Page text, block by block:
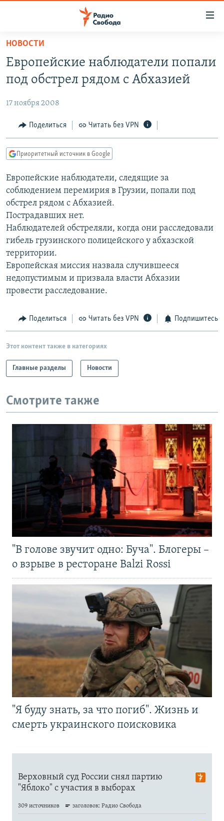
упрощенного
доступа
Вернуться
основному
Вернутся
главной
навигации
Вернутся
поиску
ПОДКАСТЫ
АВТОРСКИЕ ПРОЕКТЫ
ЦИТАТЫ СВОБОДЫ
МНЕНИЯ
IDEL.РЕАЛИИ
КАВКАЗ.РЕАЛИИ
СЕВЕР.РЕАЛИИ
СИБИРЬ.РЕАЛИИ
РАСПИСАНИЕ ВЕЩАНИЯ
ПОДПИШИТЕСЬ НА РАССЫЛКУ
СОЦИАЛЬНЫЕ СЕТИ
Все сайты РСЕ/РС
НОВОСТИ
Европейские наблюдатели попали
под обстрел рядом с Абхазией
17 ноября 2008
Поделиться Читать без VPN
Приоритетный источник в Google
Европейские наблюдатели, следящие за
соблюдением перемирия в Грузии, попали под
обстрел рядом с Абхазией.
Пострадавших нет.
Наблюдателей обстреляли, когда они расследовали
гибель грузинского полицейского у абхазской
территории.
Европейская миссия назвала случившееся
недопустимым и призвала власти Абхазии
провести расследование.
Поделиться Читать без VPN Подпишитесь
Этот контент также в категориях
Главные разделы Новости
Смотрите также
"В голове звучит одно: Буча". Блогеры –
о взрыве в ресторане Balzi Rossi
"Я буду знать, за что погиб". Жизнь и
смерть украинского поисковика